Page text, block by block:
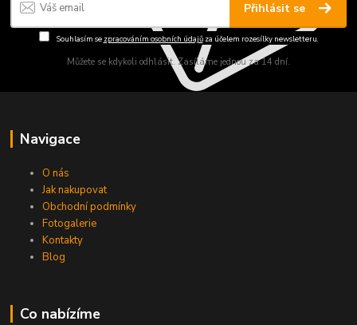
Přihlásit se
Souhlasím se zpracováním osobních údajůza účelem rozesílky newsletteru.
Můžete se kdykoli odhlásit. Zasíláme jednou za 14 dní.
Navigace
O nás
Jak nakupovat
Obchodní podmínky
Fotogalerie
Kontakty
Blog
Co nabízíme